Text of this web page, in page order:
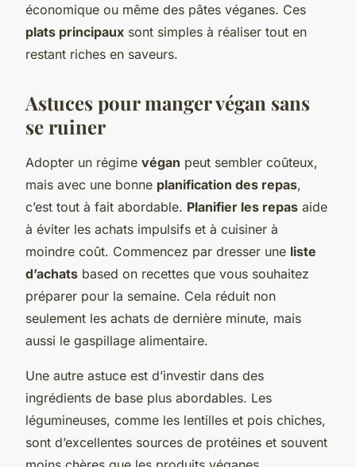
économique ou même des pâtes véganes. Ces
plats principaux sont simples à réaliser tout en
restant riches en saveurs.
Astuces pour manger végan sans
se ruiner
Adopter un régime végan peut sembler coûteux,
mais avec une bonne planification des repas,
c’est tout à fait abordable. Planifier les repas aide
à éviter les achats impulsifs et à cuisiner à
moindre coût. Commencez par dresser une liste
d’achats based on recettes que vous souhaitez
préparer pour la semaine. Cela réduit non
seulement les achats de dernière minute, mais
aussi le gaspillage alimentaire.
Une autre astuce est d’investir dans des
ingrédients de base plus abordables. Les
légumineuses, comme les lentilles et pois chiches,
sont d’excellentes sources de protéines et souvent